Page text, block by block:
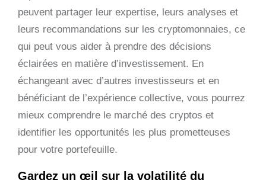
peuvent partager leur expertise, leurs analyses et
leurs recommandations sur les cryptomonnaies, ce
qui peut vous aider à prendre des décisions
éclairées en matière d’investissement. En
échangeant avec d’autres investisseurs et en
bénéficiant de l’expérience collective, vous pourrez
mieux comprendre le marché des cryptos et
identifier les opportunités les plus prometteuses
pour votre portefeuille.
Gardez un œil sur la volatilité du